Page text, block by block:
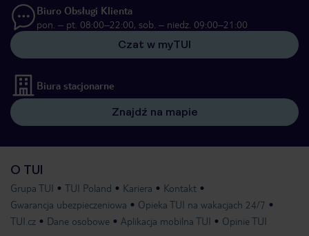
Biuro Obsługi Klienta
pon. – pt. 08:00–22:00, sob. – niedz. 09:00–21:00
Czat w myTUI
Biura stacjonarne
Znajdź na mapie
O TUI
Grupa TUI TUI Poland Kariera
Kontakt
Gwarancja ubezpieczeniowa
Opieka TUI na wakacjach 24/7
TUI.cz
Dane osobowe Aplikacja mobilna TUI Opinie TUI